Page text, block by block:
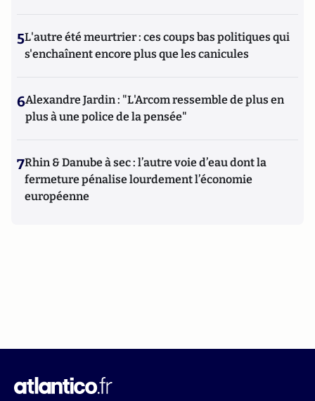
5L'autre été meurtrier : ces coups bas politiques qui
s'enchaînent encore plus que les canicules
6Alexandre Jardin : "L'Arcom ressemble de plus en
plus à une police de la pensée"
7Rhin & Danube à sec : l’autre voie d’eau dont la
fermeture pénalise lourdement l’économie
européenne